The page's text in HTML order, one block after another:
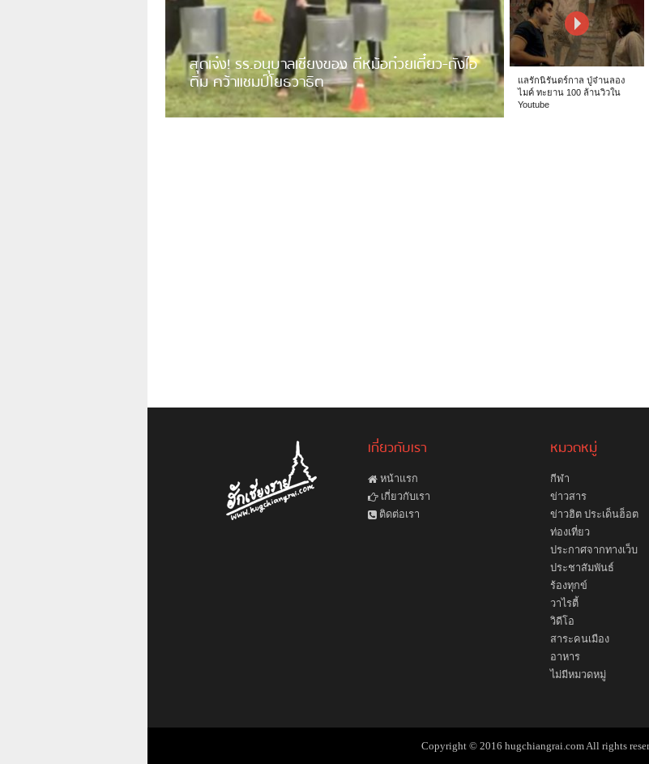
สุดเจ๋ง! รร.อนุบาลเชียงของ ตีหม้อก๋วยเตี๋ยว-ถังไอ
ติม คว้าแชมป์โยธวาธิต
แลรักนิรันดร์กาล ปู่จ๋านลอง
ไมค์ ทะยาน 100 ล้านวิวใน
Youtube
เกี่ยวกับเรา
หน้าแรก
เกี่ยวกับเรา
ติดต่อเรา
หมวดหมู่
กีฬา
ข่าวสาร
ข่าวฮิต ประเด็นฮ็อต
ท่องเที่ยว
ประกาศจากทางเว็บ
ประชาสัมพันธ์
ร้องทุกข์
วาไรตี้
วิดีโอ
สาระคนเมือง
อาหาร
ไม่มีหมวดหมู่
Copyright © 2016 hugchiangrai.com All rights